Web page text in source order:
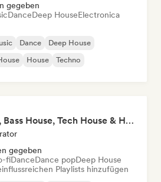
gegeben
DanceDeep HouseElectronica
Dance
Deep House
House Techno
Desande, Bass House, Tech House & House 2021
gegeben
fiDanceDance popDeep House
Playlists hinzufügen